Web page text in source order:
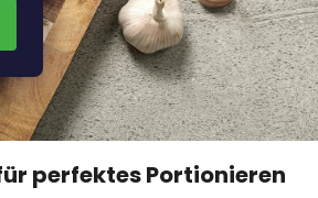
perfektes Portionieren